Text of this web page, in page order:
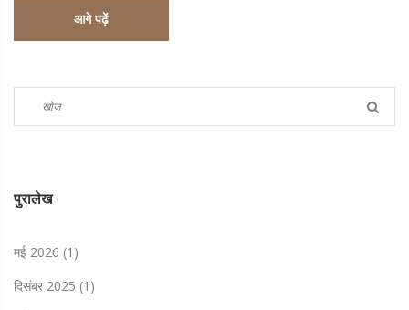
आगे पढ़ें
पुरालेख
मई 2026 (1)
दिसंबर 2025 (1)